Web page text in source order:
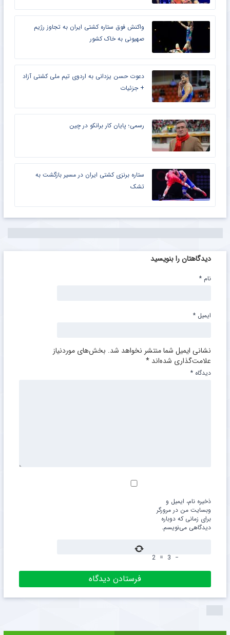
واکنش فوق ستاره کشتی ایران به تجاوز رژیم
صهیونی به خاک کشور
دعوت حسن یزدانی به اردوی تیم ملی کشتی آزاد
+ جزئیات
رسمی؛ پایان کار برانکو در چین
ستاره برنزی کشتی ایران در مسیر بازگشت به
تشک
دیدگاهتان را بنویسید
نشانی ایمیل شما منتشر نخواهد شد. بخش‌های موردنیاز
علامت‌گذاری شده‌اند *
دیدگاه *
نام *
ایمیل *
ذخیره نام، ایمیل و
وبسایت من در مرورگر
برای زمانی که دوباره
دیدگاهی می‌نویسم.
−
3
=
2